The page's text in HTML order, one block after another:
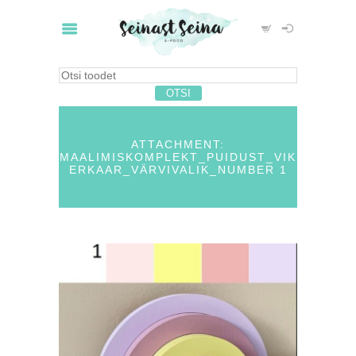
ATTACHMENT:
MAALIMISKOMPLEKT_PUIDUST_VIK
ERKAAR_VÄRVIVALIK_NUMBER 1